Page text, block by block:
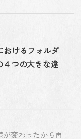
おけるフォルダ
４つの大きな違
が変わったから再